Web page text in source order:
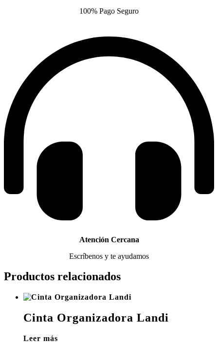
100% Pago Seguro
Atención Cercana
Escríbenos y te ayudamos
Productos relacionados
Cinta Organizadora Landi
Leer más